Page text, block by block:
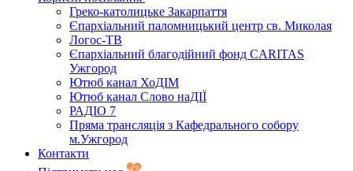
Греко-католицьке Закарпаття
Єпархіальний паломницький центр св. Миколая
Логос-ТВ
Єпархіальний благодійний фонд CARITAS
Ужгород
Ютюб канал ХоДІМ
Ютюб канал Слово наДІЇ
РАДІО 7
Пряма трансляція з Кафедрального собору
м.Ужгород
Контакти